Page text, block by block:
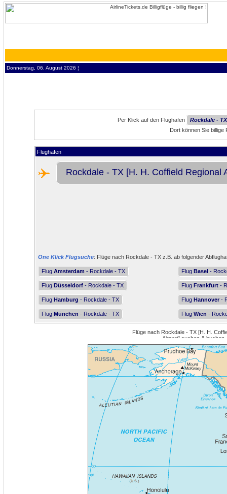
Donnerstag, 06. August 2026 ¦
Per Klick auf den Flughafen
Rockdale -
Dort können Sie
Flughafen
Rockdale - TX [H. H. Coffield Regional
One Klick Flugsuche: Flüge nach Rockdale - TX z.B. ab folgender
Flug Amsterdam - Rockdale - TX Flug Basel -
Flug Düsseldorf - Rockdale - TX Flug Frankfurt -
Flug Hamburg - Rockdale - TX Flug Hannover -
Flug München - Rockdale - TX Flug Wien -